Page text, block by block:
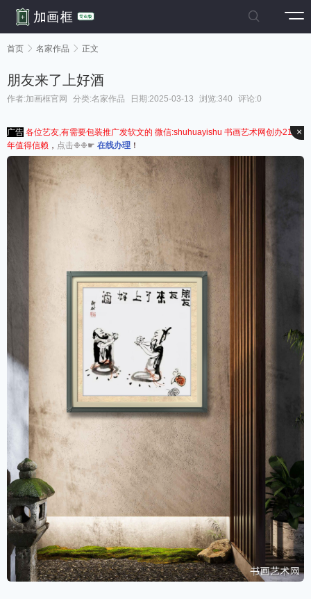

首页  名家作品  正文
朋友来了上好酒
作者:加画框官网 分类:名家作品 日期:2025-03-13 浏览:340 评论:0
广告 各位艺友,有需要包装推广发软文的 微信:shuhuayishu 书画艺术网创办21周
年值得信赖 ， 点击❉❉☛ 在线办理 ！
×